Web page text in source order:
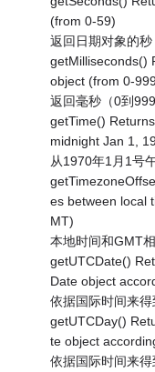
(from 0-59)
返回日期对象的
getMilliseconds()
object (from 0-
返回毫秒（0到
getTime()
midnight Jan 1,
从1970年1月1号
es between local
MT)
本地时间和GMT
getUTCDate()
Date object
依据国际时间来
getUTCDay()
te object
依据国际时间来